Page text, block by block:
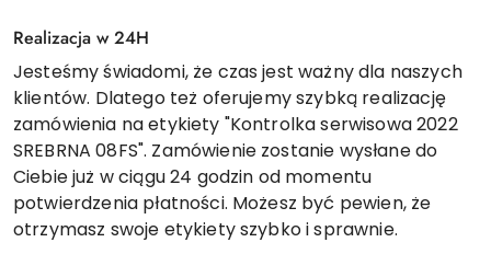
Realizacja w 24H
Jesteśmy świadomi, że czas jest ważny dla naszych
klientów. Dlatego też oferujemy szybką realizację
zamówienia na etykiety "Kontrolka serwisowa 2022
SREBRNA 08FS". Zamówienie zostanie wysłane do
Ciebie już w ciągu 24 godzin od momentu
potwierdzenia płatności. Możesz być pewien, że
otrzymasz swoje etykiety szybko i sprawnie.